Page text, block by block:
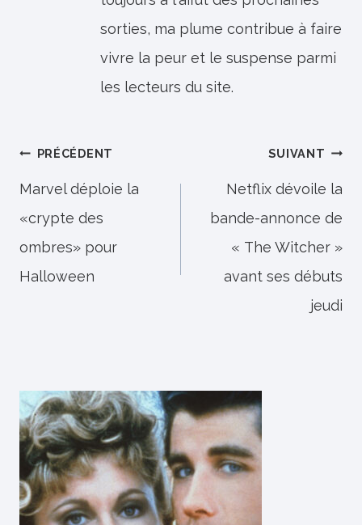
sorties, ma plume contribue à faire
vivre la peur et le suspense parmi
les lecteurs du site.
Navigation
de
l’article
PRÉCÉDENT
Marvel déploie la
«crypte des
ombres» pour
Halloween
SUIVANT
Netflix dévoile la
bande-annonce de
« The Witcher »
avant ses débuts
jeudi